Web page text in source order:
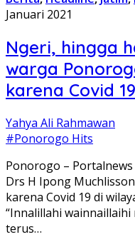
Januari 2021
Ngeri, hingga
warga
karena Covid 19
Yahya Ali Rahmawan
#Ponorogo Hits
Ponorogo –
Drs H Ipong
karena Covid 19 di
“Innalillahi
terus…